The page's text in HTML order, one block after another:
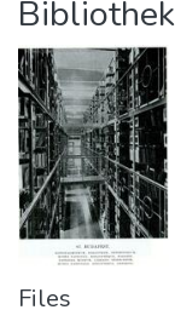
About us
Files